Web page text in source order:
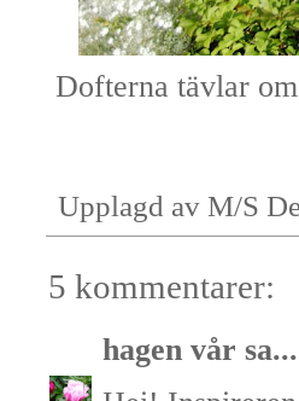
Dofterna tävlar
Upplagd av M/S
5 kommentarer:
hagen vår sa...